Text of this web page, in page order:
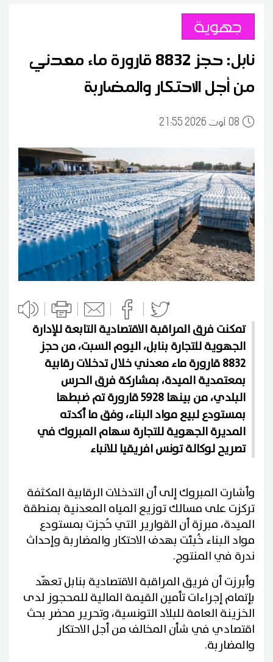
جهوية
نابل: حجز 8832 قارورة ماء معدني
من أجل الاحتكار والمضاربة
0821:55 2026 أوت
تمكنت فرق المراقبة الاقتصادية التابعة للإدارة
الجهوية للتجارة بنابل، اليوم السبت، من حجز
8832 قارورة ماء معدني خلال تدخلات رقابية
بمعتمدية الميدة، بمشاركة فرق الحرس
البلدي، من بينها 5928 قارورة تم ضبطها
بمستودع لبيع مواد البناء، وفق ما أكدته
المديرة الجهوية للتجارة سهام المبروك في
تصريح لوكالة تونس افريقيا للانباء
وأشارت المبروك إلى أن التدخلات الرقابية المكثفة
تركزت على مسالك توزيع المياه المعدنية بمنطقة
الميدة، مبرزة أن القوارير التي حُجزت بمستودع
مواد البناء خُبئت بهدف الاحتكار والمضاربة وإحداث
ندرة في المنتوج.
وأبرزت أن فريق المراقبة الاقتصادية بنابل تعهّد
بإتمام إجراءات تأمين القيمة المالية للمحجوز لدى
الخزينة العامة للبلاد التونسية، وتحرير محضر بحث
اقتصادي في شأن المخالف من أجل الاحتكار
والمضاربة.